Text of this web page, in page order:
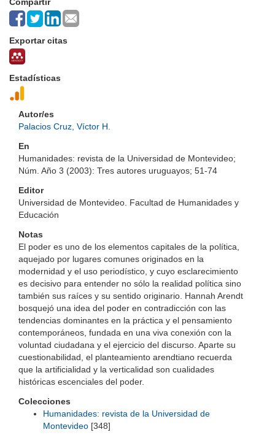
Exportar citas
Estadísticas
Autor/es
Palacios Cruz, Víctor H.
En
Humanidades: revista de la Universidad de Montevideo;
Núm. Año 3 (2003): Tres autores uruguayos; 51-74
Editor
Universidad de Montevideo. Facultad de Humanidades y
Educación
Notas
El poder es uno de los elementos capitales de la política,
aquejado por lugares comunes originados en la
modernidad y el uso periodístico, y cuyo esclarecimiento
es decisivo para entender no sólo la realidad política sino
también sus raíces y su sentido originario. Hannah Arendt
bosquejó una idea del poder en contradicción con las
tendencias dominantes en la práctica y el pensamiento
contemporáneos, fundada en una viva conexión con la
voluntad ciudadana y el ejercicio del discurso. Aparte su
cuestionabilidad, el planteamiento arendtiano recuerda
que la artificialidad y la verticalidad son cualidades
históricas escenciales del poder.
Colecciones
Humanidades: revista de la Universidad de
Montevideo [348]